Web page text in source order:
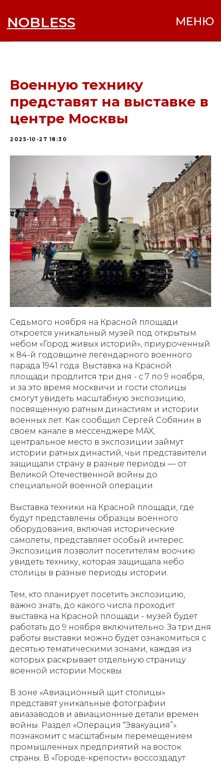
NOBLESS
Военную технику
представят на выставке в
центре Москвы
2025-10-27 18:30
Седьмого ноября на Красной площади
откроется уникальный музей под открытым
небом «Город живых историй», приуроченный
к 84-й годовщине легендарного военного
парада 1941 года. Выставка на Красной
площади продлится три дня - с 7 по 9 ноября,
и за это время москвичи и гости столицы
смогут увидеть масштабную экспозицию,
посвященную ратным династиям и истории
военных лет. Как сообщил Сергей Собянин в
своем канале в мессенджере MAX,
центральное место в экспозиции займут
истории ратных династий, чьи представители
защищали страну в разные периоды — от
Великой Отечественной войны до
специальной военной операции.
Выставка техники на Красной площади, где
будут представлены образцы военного
оборудования, включая исторические
самолеты, представляет особый интерес.
Экспозиция позволит посетителям воочию
увидеть технику, которая защищала небо
столицы в разные периоды истории.
Тем, кто планирует посетить экспозицию,
важно знать, до какого числа проходит
выставка на Красной площади - музей будет
работать до 9 ноября включительно. За три дня
работы выставки можно будет ознакомиться с
десятью тематическими зонами, каждая из
которых раскрывает отдельную страницу
военной истории Москвы.
В зоне «Авиационный щит столицы»
представят уникальные фотографии
авиазаводов и авиационные детали времен
войны. Раздел «Операция “Эвакуация”»
познакомит с масштабным перемещением
промышленных предприятий на восток
страны. В «Городе-крепости» воссоздадут